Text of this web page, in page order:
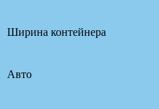
Ширина контейнера
Авто